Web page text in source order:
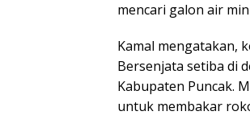
mencari galon air
Kamal mengatakan,
Bersenjata setiba di
Kabupaten Puncak.
untuk membakar